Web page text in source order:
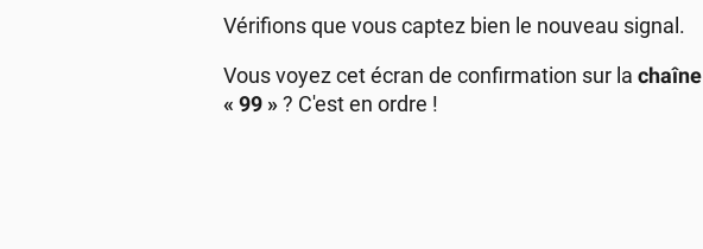
Vérifions que vous captez bien le nouveau signal.
Vous voyez cet écran de confirmation sur la chaîne
« 99 »? C'est en ordre !